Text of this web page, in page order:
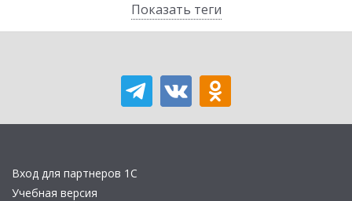
Показать теги
Вход для партнеров 1С
Учебная версия